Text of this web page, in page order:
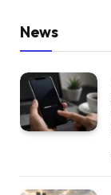
News